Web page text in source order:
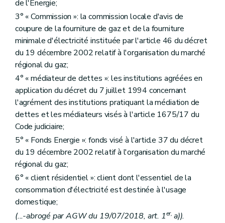
de l'Energie;
3° « Commission »: la commission locale d'avis de
coupure de la fourniture de gaz et de la fourniture
minimale d'électricité instituée par l'article 46 du décret
du 19 décembre 2002 relatif à l'organisation du marché
régional du gaz;
4° « médiateur de dettes »: les institutions agréées en
application du décret du 7 juillet 1994 concernant
l'agrément des institutions pratiquant la médiation de
dettes et les médiateurs visés à l'article 1675/17 du
Code judiciaire;
5° « Fonds Energie »: fonds visé à l'article 37 du décret
du 19 décembre 2002 relatif à l'organisation du marché
régional du gaz;
6° « client résidentiel »: client dont l'essentiel de la
consommation d'électricité est destinée à l'usage
domestique;
(...-abrogé par AGW du 19/07/2018, art. 1er, a)).